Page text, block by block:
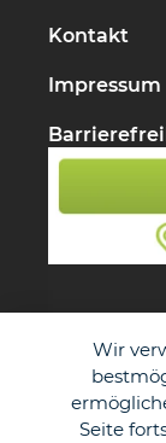
Kontakt
Impressum
Wir
Seite